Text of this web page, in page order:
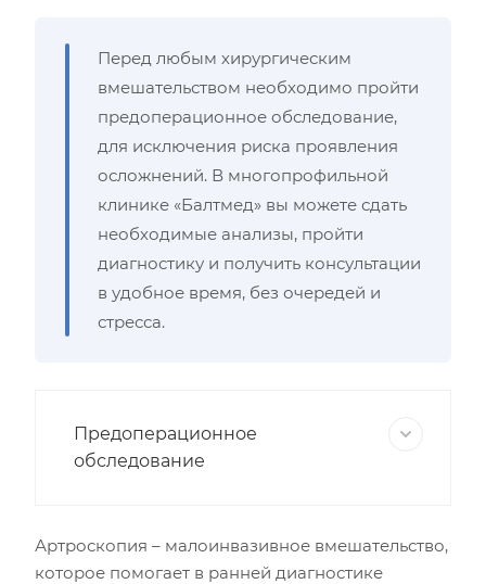
Перед любым хирургическим
вмешательством необходимо пройти
предоперационное обследование,
для исключения риска проявления
осложнений. В многопрофильной
клинике «Балтмед» вы можете сдать
необходимые анализы, пройти
диагностику и получить консультации
в удобное время, без очередей и
стресса.
Предоперационное
обследование
Артроскопия – малоинвазивное вмешательство,
которое помогает в ранней диагностике